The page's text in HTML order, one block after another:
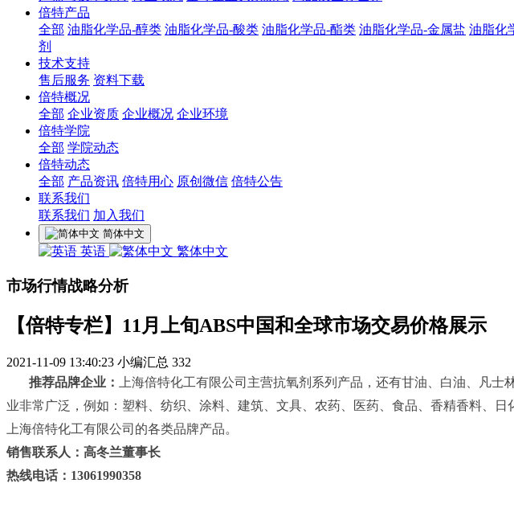
倍特产品
全部 油脂化学品-醇类 油脂化学品-酸类 油脂化学品-酯类 油脂化学品-金属盐 油脂化
剂
技术支持
售后服务 资料下载
倍特概况
全部 企业资质 企业概况 企业环境
倍特学院
全部 学院动态
倍特动态
全部 产品资讯 倍特用心 原创微信 倍特公告
联系我们
联系我们 加入我们
简体中文
英语 繁体中文
市场行情战略分析
【倍特专栏】11月上旬ABS中国和全球市场交易价格展示
2021-11-09 13:40:23 小编汇总 332
推荐品牌企业：
上海倍特化工有限公司主营抗氧剂系列产品，还有甘油、白油、凡
业非常广泛，例如：塑料、纺织、涂料、建筑、文具、农药、医药、食品、香精香料、
上海倍特化工有限公司的各类品牌产品。
销售联系人：高冬兰董事长
热线电话： 13061990358